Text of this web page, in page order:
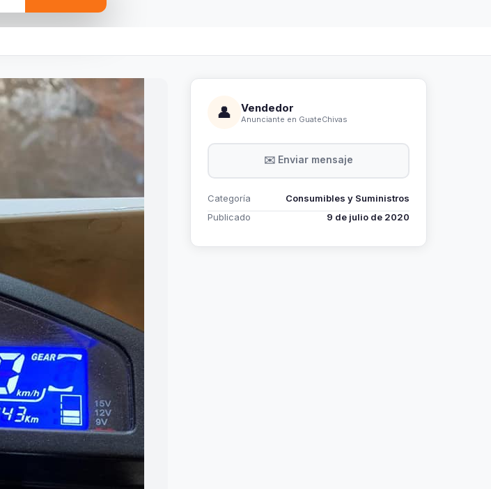
👤 Vendedor
Anunciante en GuateChivas
✉️ Enviar mensaje
Categoría
Consumibles y Suministros
Publicado
9 de julio de 2020